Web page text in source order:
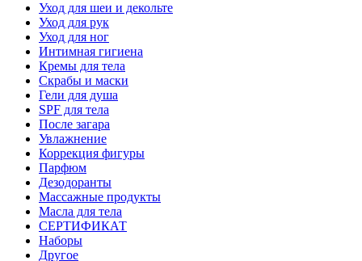
Уход для шеи и декольте
Уход для рук
Уход для ног
Интимная гигиена
Кремы для тела
Скрабы и маски
Гели для душа
SPF для тела
После загара
Увлажнение
Коррекция фигуры
Парфюм
Дезодоранты
Массажные продукты
Масла для тела
СЕРТИФИКАТ
Наборы
Другое